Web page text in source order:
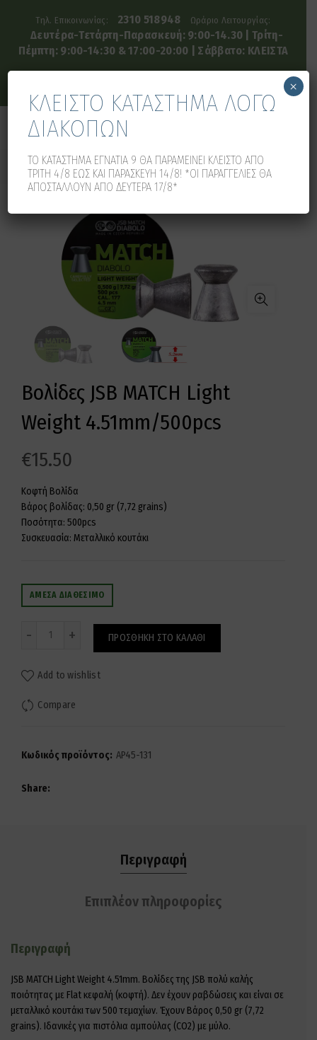
Τηλ. Επικοινωνίας: 2310 518948 Ωράριο Λειτουργίας:
Δευτέρα-Τετάρτη-Παρασκευή: 9:00-14.30 | Τρίτη-
Πέμπτη: 9:00-14:30 & 17:00-20:00 | Σάββατο: ΚΛΕΙΣΤΑ
Βολίδες JSB MATCH Light
Weight 4.51mm/500pcs
€15.50
Κοφτή Βολίδα
Βάρος βολίδας: 0,50 gr (7,72 grains)
Ποσότητα: 500pcs
Συσκευασία: Μεταλλικό κουτάκι
ΆΜΕΣΑ ΔΙΑΘΈΣΙΜΟ
ΠΡΟΣΘΉΚΗ ΣΤΟ ΚΑΛΆΘΙ
Add to wishlist
Compare
Κωδικός προϊόντος: AP45-131
Share
Περιγραφή
Επιπλέον πληροφορίες
Περιγραφή
JSB MATCH Light Weight 4.51mm. Βολίδες της JSB πολύ καλής
ποιότητας με Flat κεφαλή (κοφτή). Δεν έχουν ραβδώσεις και είναι σε
μεταλλικό κουτάκι των 500 τεμαχίων. Έχουν Βάρος 0,50 gr (7,72
grains). Ιδανικές για πιστόλια αμπούλας (CO2) με μύλο.
ΚΛΕΙΣΤΟ ΚΑΤΑΣΤΗΜΑ ΛΟΓΩ
ΔΙΑΚΟΠΩΝ
ΤΟ ΚΑΤΑΣΤΗΜΑ ΕΓΝΑΤΙΑ 9 ΘΑ ΠΑΡΑΜΕΙΝΕΙ ΚΛΕΙΣΤΟ ΑΠΟ
ΤΡΙΤΗ 4/8 ΕΩΣ ΚΑΙ ΠΑΡΑΣΚΕΥΗ 14/8! *ΟΙ ΠΑΡΑΓΓΕΛΙΕΣ ΘΑ
ΑΠΟΣΤΑΛΛΟΥΝ ΑΠΟ ΔΕΥΤΕΡΑ 17/8*
×